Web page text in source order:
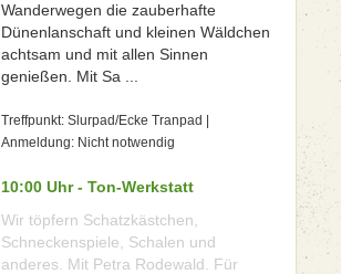
Wanderwegen die zauberhafte
Dünenlanschaft und kleinen Wäldchen
achtsam und mit allen Sinnen
genießen. Mit Sa ...
Treffpunkt: Slurpad/Ecke Tranpad |
Anmeldung: Nicht notwendig
10:00 Uhr - Ton-Werkstatt
Wir töpfern Schatzkästchen,
Schneckenspiele, Schalen und
anderes. Mit Petra Rodewald. Für